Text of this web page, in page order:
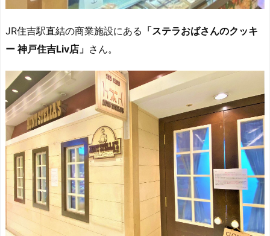
JR住吉駅直結の商業施設にある 「ステラおばさんのクッキ
ー 神戸住吉Liv店」 さん。